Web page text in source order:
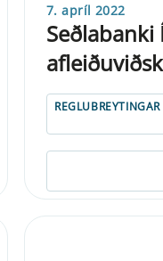
7. apríl 2022
REGLUBREYTINGAR